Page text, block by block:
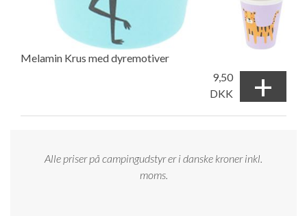
Melamin Krus med dyremotiver
9,50
DKK
+
Alle priser på campingudstyr er i danske kroner inkl.
moms.